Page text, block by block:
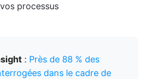
processus
: Près de 88 % des
dans le cadre de